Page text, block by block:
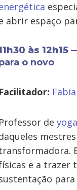
abrir espaço
às 12h15
o novo
de yoga
e a trazer
para